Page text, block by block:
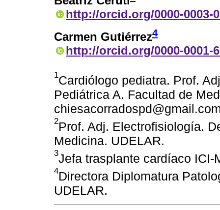
http://orcid.org/0000-0003-
Carmen Gutiérrez4
http://orcid.org/0000-0001-
1Cardiólogo pediatra. Prof.
Pediátrica A. Facultad de
2Prof. Adj. Electrofisiología.
Medicina. UDELAR.
3Jefa trasplante cardíaco ICI-
4Directora Diplomatura
UDELAR.